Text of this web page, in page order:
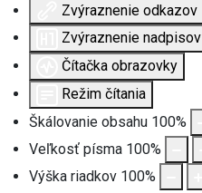
Zvýraznenie odkazov
Zvýraznenie nadpisov
Čítačka obrazovky
Režim čítania
Škálovanie obsahu 100%
Veľkosť písma 100%
Výška riadkov 100%